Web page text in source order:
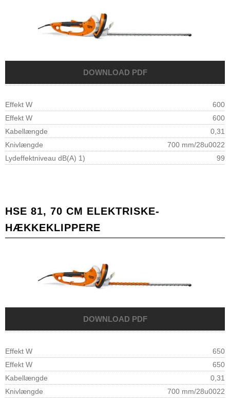
Effekt W
600
Effekt W
600
Kabellængde
0,31
Knivlængde
700 mm/28u0022
Lydeffektniveau dB(A) 1)
99
HSE 81, 70 CM ELEKTRISKE-
HÆKKEKLIPPERE
Effekt W
650
Effekt W
650
Kabellængde
0,31
Knivlængde
700 mm/28u0022